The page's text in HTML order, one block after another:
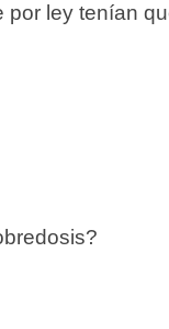
ley tenían